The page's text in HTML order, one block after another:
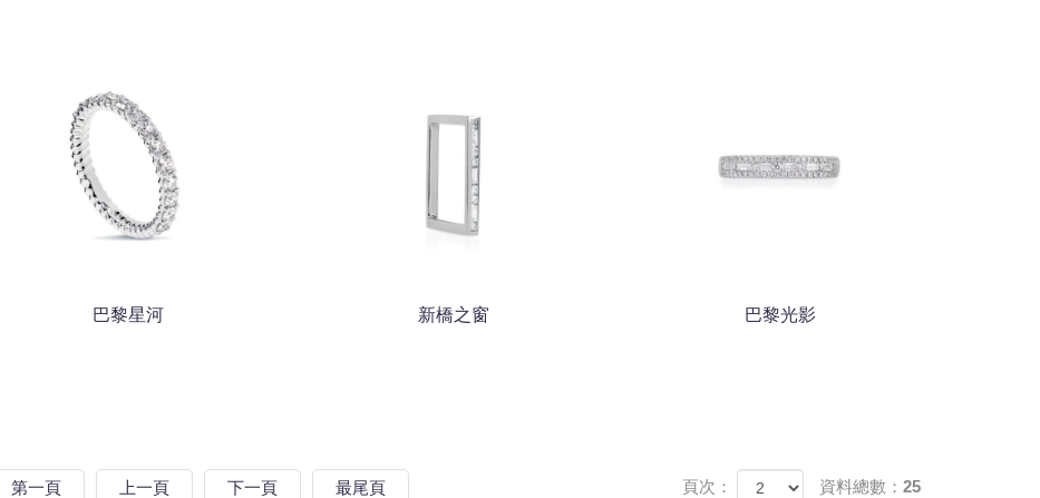
巴黎星河 新橋之窗 巴黎光影
第一頁 上一頁 下一頁 最尾頁 頁次： 資料總數：25